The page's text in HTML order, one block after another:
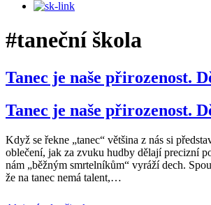
#taneční škola
Tanec je naše přirozenost.
Tanec je naše přirozenost.
Když se řekne „tanec“ většina z nás si
oblečení, jak za zvuku hudby dělají precizní
nám „běžným smrtelníkům“ vyráží dech.
že na tanec nemá talent,…